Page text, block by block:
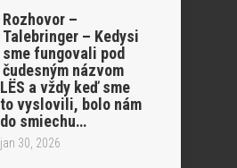
Rozhovor –
Talebringer – Kedysi
sme fungovali pod
čudesným názvom
LËS a vždy keď sme
to vyslovili, bolo nám
do smiechu…
jan 30, 2026